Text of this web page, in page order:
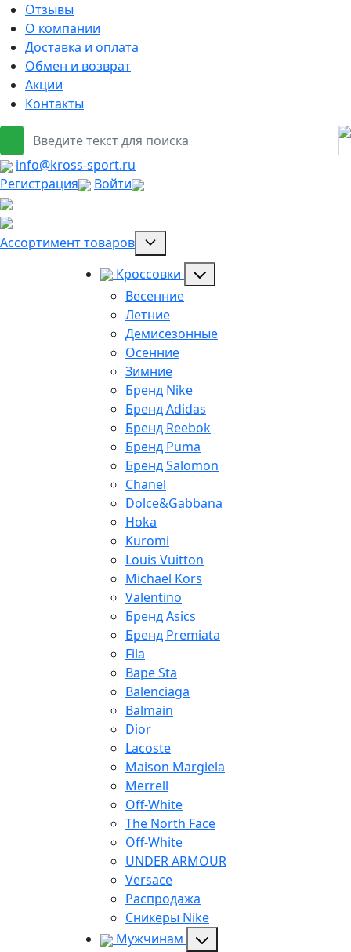
Отзывы
О компании
Доставка и оплата
Обмен и возврат
Акции
Контакты
info@kross-sport.ru
Регистрация
Войти
Ассортимент товаров
Кроссовки
Весенние
Летние
Демисезонные
Осенние
Зимние
Бренд Nike
Бренд Adidas
Бренд Reebok
Бренд Puma
Бренд Salomon
Chanel
Dolce&Gabbana
Hoka
Kuromi
Louis Vuitton
Michael Kors
Valentino
Бренд Asics
Бренд Premiata
Fila
Bape Sta
Balenciaga
Balmain
Dior
Lacoste
Maison Margiela
Merrell
Off-White
The North Face
Off-White
UNDER ARMOUR
Versace
Распродажа
Сникеры Nike
Мужчинам